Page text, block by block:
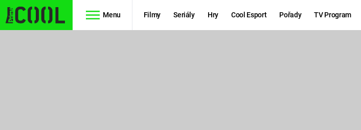
Menu Filmy Seriály Hry Cool Esport Pořady TV Program